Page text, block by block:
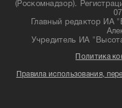
(Роскомнадзор).
Главный редактор ИА
Учредитель ИА
Политика
Правила использования,